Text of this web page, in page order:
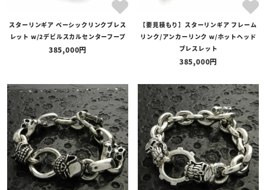
スターリンギア ベーシックリンクブレス
レット w/2デビルスカルセンターフープ
385,000
【要見積もり】スターリンギア フレーム
リンク/アンカーリンク w/ホットヘッド
ブレスレット
385,000